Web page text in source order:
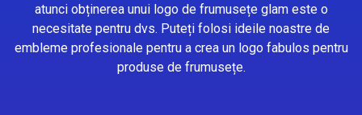
atunci obținerea unui logo de frumusețe glam este o
necesitate pentru dvs. Puteți folosi ideile noastre de
embleme profesionale pentru a crea un logo fabulos pentru
produse de frumusețe.